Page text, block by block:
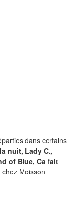
dans certains
nuit, Lady C.,
of Blue, Ca fait
chez Moisson